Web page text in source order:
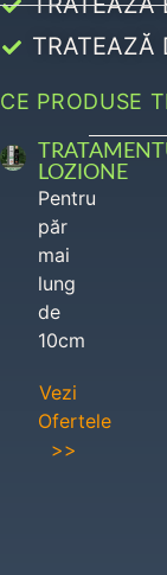
TRATEAZĂ
CE PRODUSE
LOZIONE
Pentru
păr
mai
lung
de
10cm
Vezi
Ofertele
>>